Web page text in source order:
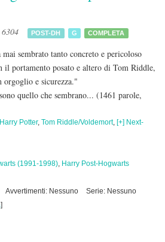
6304 POST-DH G COMPLETA
sembrato tanto concreto e pericoloso
il portamento posato e altero di Tom Riddle,
orgoglio e sicurezza."
quello che sembrano... (1461 parole,
Harry Potter, Tom Riddle/Voldemort, [+] Next-
(1991-1998), Harry Post-Hogwarts
Avvertimenti: Nessuno
Serie: Nessuno
]